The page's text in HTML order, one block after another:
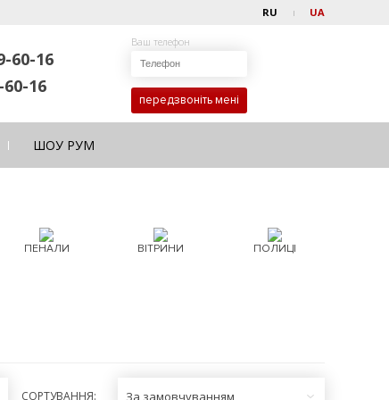
RU UA
60-16
60-16
Ваш телефон
передзвоніть мені
ШОУ РУМ
ПЕНАЛИ ВІТРИНИ ПОЛИЦІ
СОРТУВАННЯ: За замовчуванням